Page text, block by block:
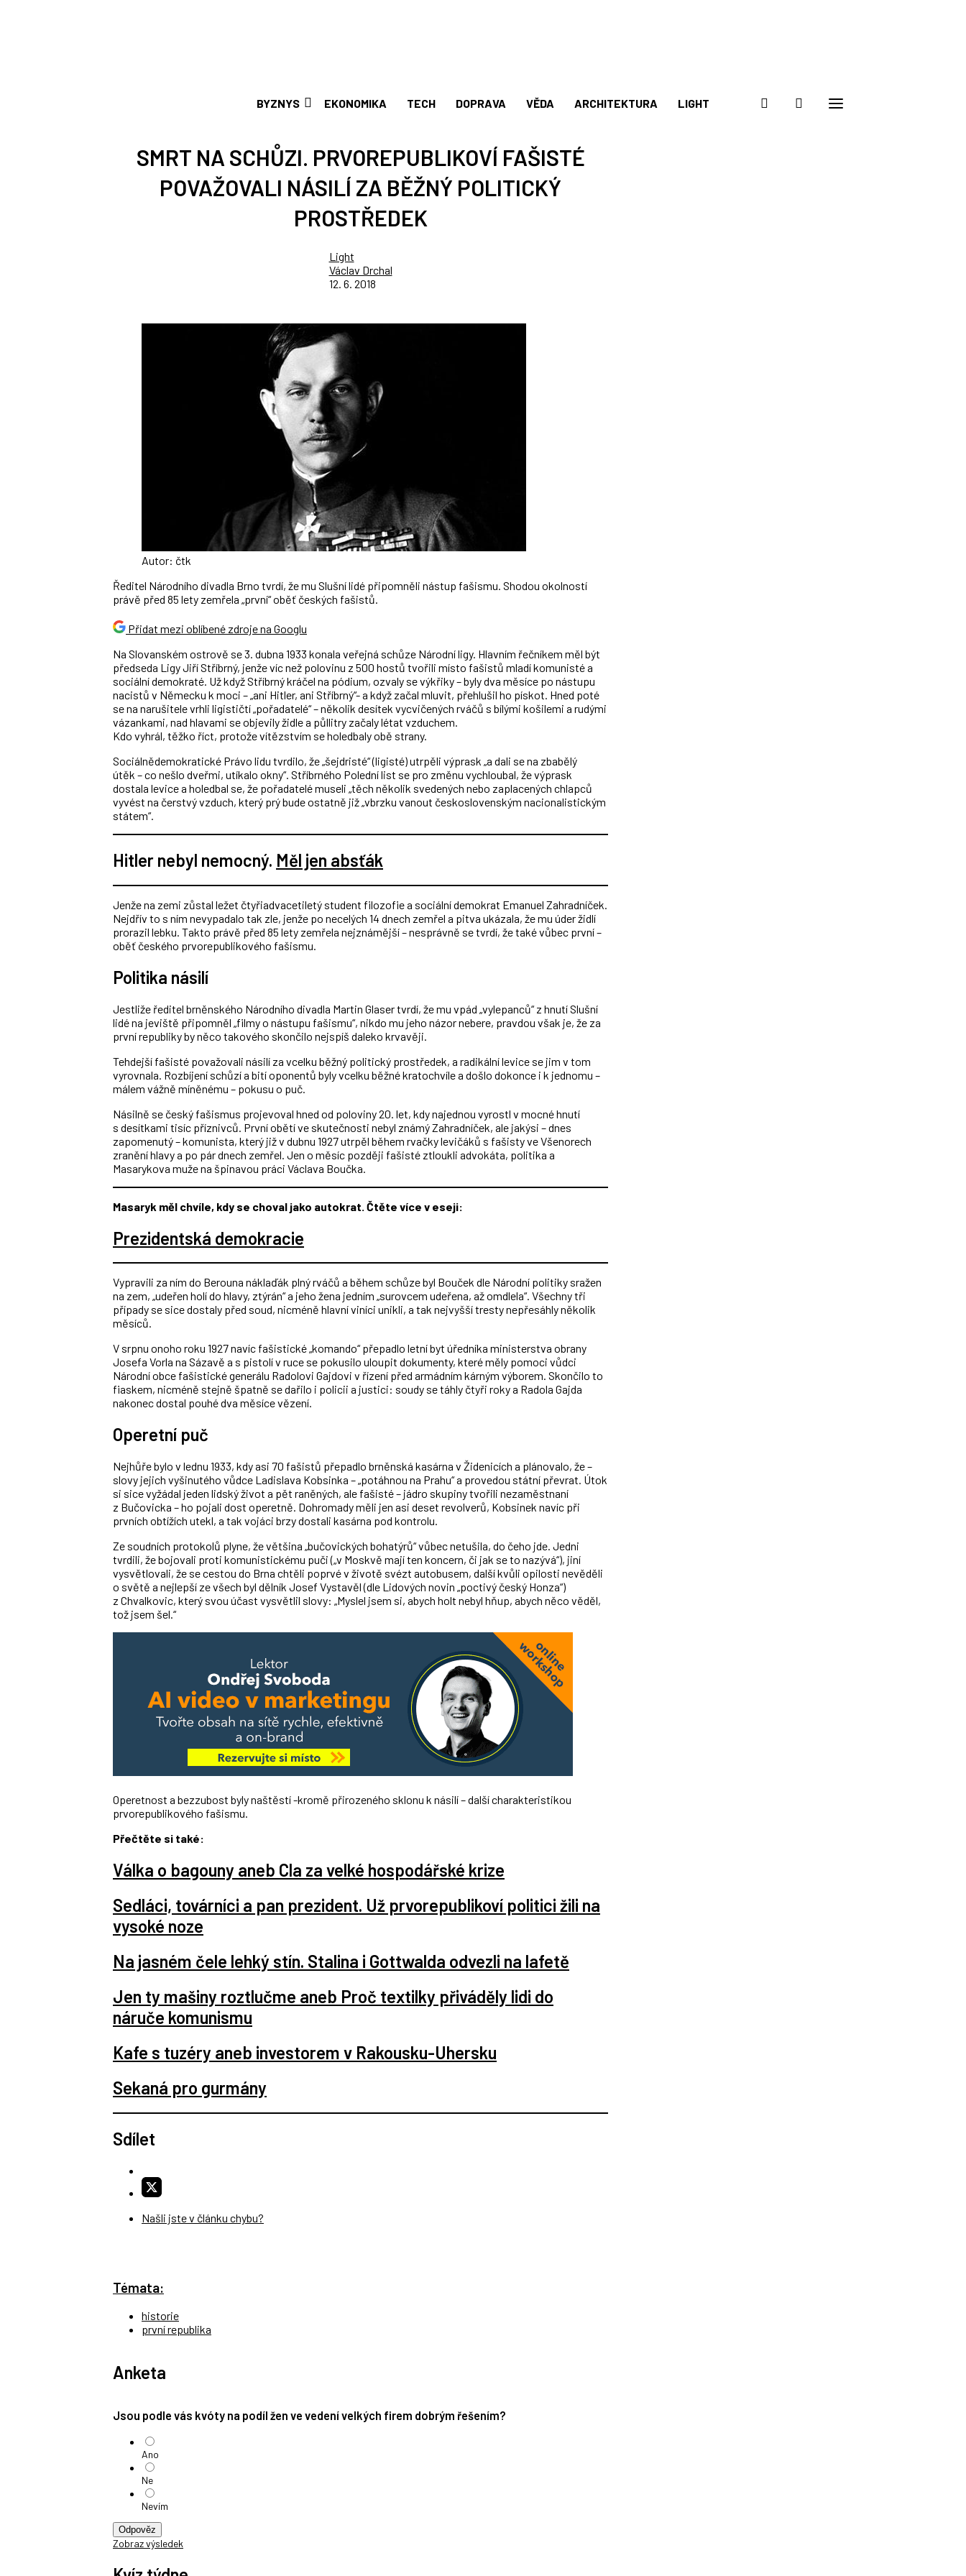
BYZNYS EKONOMIKA TECH DOPRAVA VĚDA ARCHITEKTURA LIGHT
SMRT NA SCHŮZI. PRVOREPUBLIKOVÍ FAŠISTÉ
POVAŽOVALI NÁSILÍ ZA BĚŽNÝ POLITICKÝ
PROSTŘEDEK
Light
Václav Drchal
12. 6. 2018
Autor: čtk
Ředitel Národního divadla Brno tvrdí, že mu Slušní lidé připomněli nástup fašismu. Shodou okolností
právě před 85 lety zemřela „první“ oběť českých fašistů.
Přidat mezi oblíbené zdroje na Googlu
Na Slovanském ostrově se 3. dubna 1933 konala veřejná schůze Národní ligy. Hlavním řečníkem měl být
předseda Ligy Jiří Stříbrný, jenže víc než polovinu z 500 hostů tvořili místo fašistů mladí komunisté a
sociální demokraté. Už když Stříbrný kráčel na pódium, ozvaly se výkřiky – byly dva měsíce po nástupu
nacistů v Německu k moci – „ani Hitler, ani Stříbrný“- a když začal mluvit, přehlušil ho pískot. Hned poté
se na narušitele vrhli ligističtí „pořadatelé“ – několik desítek vycvičených rváčů s bílými košilemi a rudými
vázankami, nad hlavami se objevily židle a půllitry začaly létat vzduchem.
Kdo vyhrál, těžko říct, protože vítězstvím se holedbaly obě strany.
Sociálnědemokratické Právo lidu tvrdilo, že „šejdristé“ (ligisté) utrpěli výprask „a dali se na zbabělý
útěk – co nešlo dveřmi, utíkalo okny“. Stříbrného Polední list se pro změnu vychloubal, že výprask
dostala levice a holedbal se, že pořadatelé museli „těch několik svedených nebo zaplacených chlapců
vyvést na čerstvý vzduch, který prý bude ostatně již „vbrzku vanout československým nacionalistickým
státem“.
Hitler nebyl nemocný. Měl jen absťák
Jenže na zemi zůstal ležet čtyřiadvacetiletý student filozofie a sociální demokrat Emanuel Zahradníček.
Nejdřív to s ním nevypadalo tak zle, jenže po necelých 14 dnech zemřel a pitva ukázala, že mu úder židlí
prorazil lebku. Takto právě před 85 lety zemřela nejznámější – nesprávně se tvrdí, že také vůbec první –
oběť českého prvorepublikového fašismu.
Politika násilí
Jestliže ředitel brněnského Národního divadla Martin Glaser tvrdí, že mu vpád „vylepanců“ z hnutí Slušní
lidé na jeviště připomněl „filmy o nástupu fašismu“, nikdo mu jeho názor nebere, pravdou však je, že za
první republiky by něco takového skončilo nejspíš daleko krvavěji.
Tehdejší fašisté považovali násilí za vcelku běžný politický prostředek, a radikální levice se jim v tom
vyrovnala. Rozbíjení schůzí a bití oponentů byly vcelku běžné kratochvíle a došlo dokonce i k jednomu –
málem vážně míněnému – pokusu o puč.
Násilně se český fašismus projevoval hned od poloviny 20. let, kdy najednou vyrostl v mocné hnutí
s desítkami tisíc příznivců. První obětí ve skutečnosti nebyl známý Zahradníček, ale jakýsi – dnes
zapomenutý – komunista, který již v dubnu 1927 utrpěl během rvačky levičáků s fašisty ve Všenorech
zranění hlavy a po pár dnech zemřel. Jen o měsíc později fašisté ztloukli advokáta, politika a
Masarykova muže na špinavou práci Václava Boučka.
Masaryk měl chvíle, kdy se choval jako autokrat. Čtěte více v eseji:
Prezidentská demokracie
Vypravili za ním do Berouna náklaďák plný rváčů a během schůze byl Bouček dle Národní politiky sražen
na zem, „udeřen holí do hlavy, ztýrán“ a jeho žena jedním „surovcem udeřena, až omdlela“. Všechny tři
případy se sice dostaly před soud, nicméně hlavní viníci unikli, a tak nejvyšší tresty nepřesáhly několik
měsíců.
V srpnu onoho roku 1927 navíc fašistické „komando“ přepadlo letní byt úředníka ministerstva obrany
Josefa Vorla na Sázavě a s pistolí v ruce se pokusilo uloupit dokumenty, které měly pomoci vůdci
Národní obce fašistické generálu Radolovi Gajdovi v řízení před armádním kárným výborem. Skončilo to
fiaskem, nicméně stejně špatně se dařilo i policii a justici: soudy se táhly čtyři roky a Radola Gajda
nakonec dostal pouhé dva měsíce vězení.
Operetní puč
Nejhůře bylo v lednu 1933, kdy asi 70 fašistů přepadlo brněnská kasárna v Židenicích a plánovalo, že –
slovy jejich vyšinutého vůdce Ladislava Kobsinka – „potáhnou na Prahu“ a provedou státní převrat. Útok
si sice vyžádal jeden lidský život a pět raněných, ale fašisté – jádro skupiny tvořili nezaměstnaní
z Bučovicka – ho pojali dost operetně. Dohromady měli jen asi deset revolverů, Kobsinek navíc při
prvních obtížích utekl, a tak vojáci brzy dostali kasárna pod kontrolu.
Ze soudních protokolů plyne, že většina „bučovických bohatýrů“ vůbec netušila, do čeho jde. Jedni
tvrdili, že bojovali proti komunistickému puči („v Moskvě mají ten koncern, či jak se to nazývá“), jiní
vysvětlovali, že se cestou do Brna chtěli poprvé v životě svézt autobusem, další kvůli opilosti nevěděli
o světě a nejlepší ze všech byl dělník Josef Vystavěl (dle Lidových novin „poctivý český Honza“)
z Chvalkovic, který svou účast vysvětlil slovy: „Myslel jsem si, abych holt nebyl hňup, abych něco věděl,
tož jsem šel.“
Operetnost a bezzubost byly naštěstí -kromě přirozeného sklonu k násilí – další charakteristikou
prvorepublikového fašismu.
Přečtěte si také:
Válka o bagouny aneb Cla za velké hospodářské krize
Sedláci, továrníci a pan prezident. Už prvorepublikoví politici žili na
vysoké noze
Na jasném čele lehký stín. Stalina i Gottwalda odvezli na lafetě
Jen ty mašiny roztlučme aneb Proč textilky přiváděly lidi do
náruče komunismu
Kafe s tuzéry aneb investorem v Rakousku-Uhersku
Sekaná pro gurmány
Sdílet
Našli jste v článku chybu?
Témata:
historie
první republika
Anketa
Jsou podle vás kvóty na podíl žen ve vedení velkých firem dobrým řešením?
Ano
Ne
Nevím
Odpověz
Zobraz výsledek